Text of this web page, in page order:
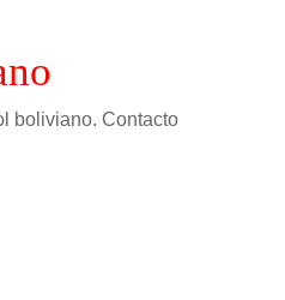
boliviano. Contacto